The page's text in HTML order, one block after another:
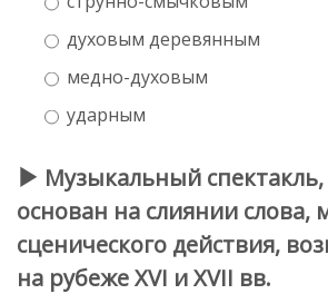
духовым деревянным
медно-духовым
ударным
Музыкальный
основан на слиянии слова,
сценического действия,
на рубеже ХVI и ХVII вв.